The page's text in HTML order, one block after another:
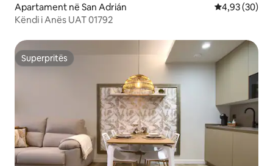
Apartament në San Adrián Vlerësimi
4,93 (30)
Këndi i Anës UAT 01792
Superpritës
Superpritës